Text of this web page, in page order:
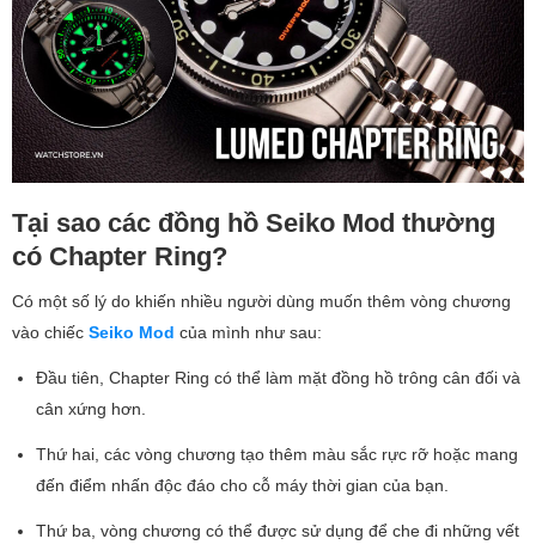
Tại sao các đồng hồ Seiko Mod thường
có Chapter Ring?
Có một số lý do khiến nhiều người dùng muốn thêm vòng chương
vào chiếc Seiko Mod của mình như sau:
Đầu tiên, Chapter Ring có thể làm mặt đồng hồ trông cân đối và
cân xứng hơn.
Thứ hai, các vòng chương tạo thêm màu sắc rực rỡ hoặc mang
đến điểm nhấn độc đáo cho cỗ máy thời gian của bạn.
Thứ ba, vòng chương có thể được sử dụng để che đi những vết